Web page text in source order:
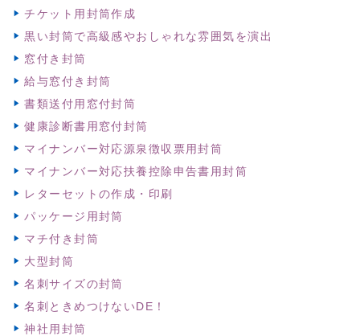
チケット用封筒作成
黒い封筒で高級感やおしゃれな雰囲気を演出
窓付き封筒
給与窓付き封筒
書類送付用窓付封筒
健康診断書用窓付封筒
マイナンバー対応源泉徴収票用封筒
マイナンバー対応扶養控除申告書用封筒
レターセットの作成・印刷
パッケージ用封筒
マチ付き封筒
大型封筒
名刺サイズの封筒
名刺ときめつけないDE！
神社用封筒